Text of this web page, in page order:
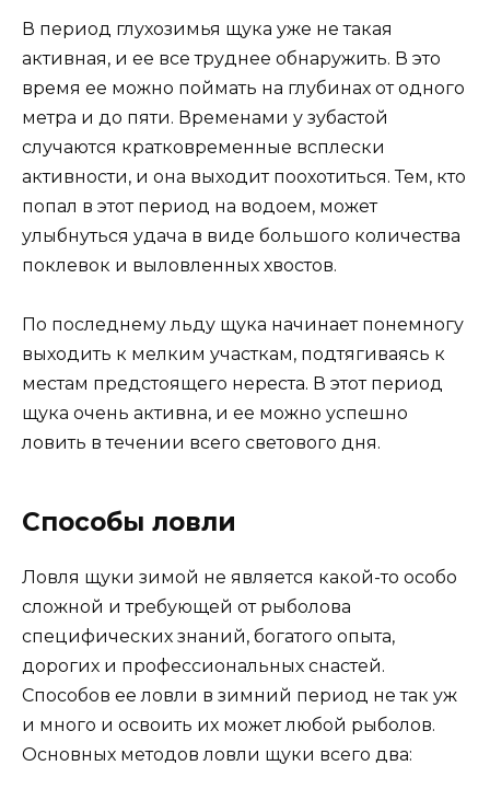
В период глухозимья щука уже не такая
активная, и ее все труднее обнаружить. В это
время ее можно поймать на глубинах от одного
метра и до пяти. Временами у зубастой
случаются кратковременные всплески
активности, и она выходит поохотиться. Тем, кто
попал в этот период на водоем, может
улыбнуться удача в виде большого количества
поклевок и выловленных хвостов.
По последнему льду щука начинает понемногу
выходить к мелким участкам, подтягиваясь к
местам предстоящего нереста. В этот период
щука очень активна, и ее можно успешно
ловить в течении всего светового дня.
Способы ловли
Ловля щуки зимой не является какой-то особо
сложной и требующей от рыболова
специфических знаний, богатого опыта,
дорогих и профессиональных снастей.
Способов ее ловли в зимний период не так уж
и много и освоить их может любой рыболов.
Основных методов ловли щуки всего два: